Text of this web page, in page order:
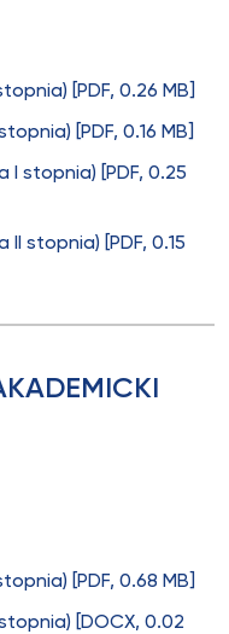
[PDF, 0.26 MB]
[PDF, 0.16 MB]
I stopnia) [PDF, 0.25
II stopnia) [PDF, 0.15
[PDF, 0.68 MB]
stopnia) [DOCX, 0.02